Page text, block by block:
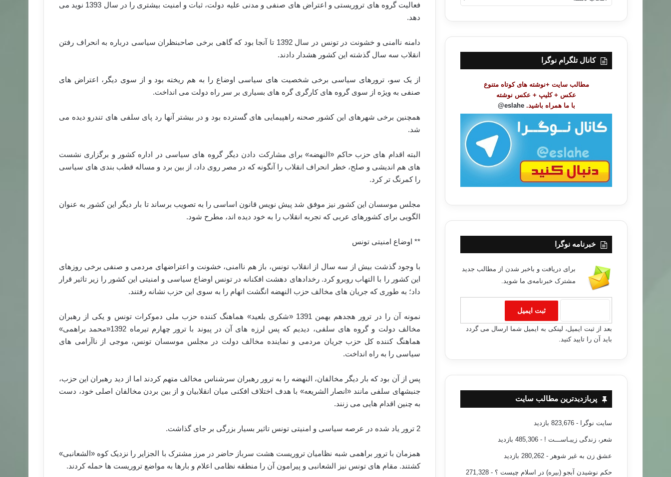
فعالیت گروه های تروریستی و اعتراض های صنفی و مدنی علیه دولت، ثبات و امنیت بیشتری را در سال 1393 نوید می
دهد.
دامنه ناامنی و خشونت در تونس در سال 1392 تا آنجا بود که گاهی برخی صاحبنظران سیاسی درباره به انحراف رفتن
انقلاب سه سال گذشته این کشور هشدار دادند.
از یک سو، ترورهای سیاسی برخی شخصیت های سیاسی اوضاع را به هم ریخته بود و از سوی دیگر، اعتراض های
صنفی به ویژه از سوی گروه های کارگری گره های بسیاری بر سر راه دولت می انداخت.
همچنین برخی شهرهای این کشور صحنه راهپیمایی های گسترده بود و در بیشتر آنها رد پای سلفی های تندرو دیده می
شد.
البته اقدام های حزب حاکم «النهضه» برای مشارکت دادن دیگر گروه های سیاسی در اداره کشور و برگزاری نشست
های هم اندیشی و صلح، خطر انحراف انقلاب را آنگونه که در مصر روی داد، از بین برد و مساله قطب بندی های سیاسی
را کمرنگ تر کرد.
مجلس موسسان این کشور نیز موفق شد پیش نویس قانون اساسی را به تصویب برساند تا بار دیگر این کشور به عنوان
الگویی برای کشورهای عربی که تجربه انقلاب را به خود دیده اند، مطرح شود.
** اوضاع امنیتی تونس
با وجود گذشت بیش از سه سال از انقلاب تونس، باز هم ناامنی، خشونت و اعتراض‏های مردمی و صنفی برخی روزهای
این کشور را با التهاب روبرو کرد. رخدادهای دهشت افکنانه در تونس اوضاع سیاسی و امنیتی این کشور را زیر تاثیر قرار
داد؛ به طوری که جریان های مخالف حزب النهضه انگشت اتهام را به سوی این حزب نشانه رفتند.
نمونه آن را در ترور هجدهم بهمن 1391 «شکری بلعید» هماهنگ کننده حزب ملی دموکرات تونس و یکی از رهبران
مخالف دولت و گروه های سلفی، دیدیم که پس لرزه های آن در پیوند با ترور چهارم تیرماه 1392«محمد براهمی»
هماهنگ کننده کل حزب جریان مردمی و نماینده مخالف دولت در مجلس موسسان تونس، موجی از ناآرامی های
سیاسی را به راه انداخت.
پس از آن بود که بار دیگر مخالفان، النهضه را به ترور رهبران سرشناس مخالف متهم کردند اما از دید رهبران این حزب،
جنبش‏های سلفی مانند «انصار الشریعه» با هدف اختلاف افکنی میان انقلابیان و از بین بردن مخالفان اصلی خود، دست
به چنین اقدام هایی می زنند.
2 ترور یاد شده در عرصه سیاسی و امنیتی تونس تاثیر بسیار بزرگی بر جای گذاشت.
همزمان با ترور براهمی شبه نظامیان تروریست هشت سرباز حاضر در مرز مشترک با الجزایر را نزدیک کوه «الشعانبی»
کشتند. مقام های تونس نیز الشعانبی و پیرامون آن را منطقه نظامی اعلام و بارها به مواضع تروریست ها حمله کردند.
ه
ت
ض
کانال تلگرام نوگرا
مطالب سایت +نوشته های کوتاه متنوع
عکس + کلیپ + عکس نوشته
با ما همراه باشید. eslahe@
خبرنامه نوگرا
برای دریافت و باخبر شدن از مطالب جدید
مشترک خبرنامه‌ی ما شوید.
بعد از ثبت ایمیل، لینکی به ایمیل شما ارسال می گردد
باید آن را تایید کنید.
پربازدیدترین مطالب سایت
سایت نوگرا - 823,676 بازدید
شعر، زندگی زیبـاســـت ! - 485,306 بازدید
عشق زن به غیر شوهر - 280,262 بازدید
حکم نوشیدن آبجو (بیره) در اسلام چیست ؟
- 271,328